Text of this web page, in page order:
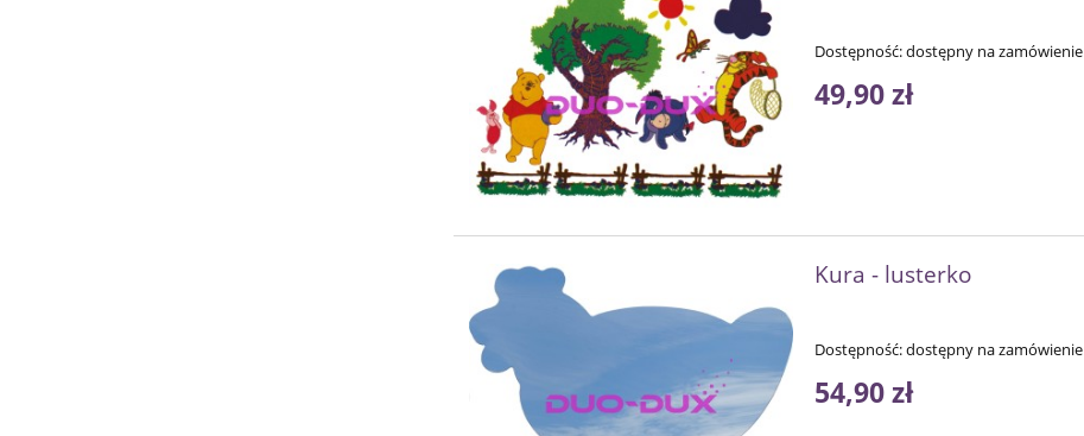
Dostępność:dostępny na zamówienie
49,90 zł
Kura - lusterko
Dostępność:dostępny na zamówienie
54,90 zł